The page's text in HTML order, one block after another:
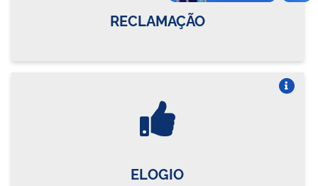
RECLAMAÇÃO
ELOGIO